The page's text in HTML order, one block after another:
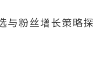
与粉丝增长策略探